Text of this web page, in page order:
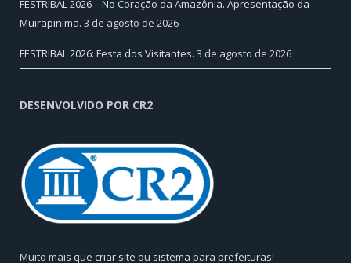
FESTRIBAL 2026 – No Coração da Amazônia. Apresentação da
Muirapinima. 3 de agosto de 2026
FESTRIBAL 2026: Festa dos Visitantes. 3 de agosto de 2026
DESENVOLVIDO POR CR2
Muito mais que criar site ou sistema para prefeituras!